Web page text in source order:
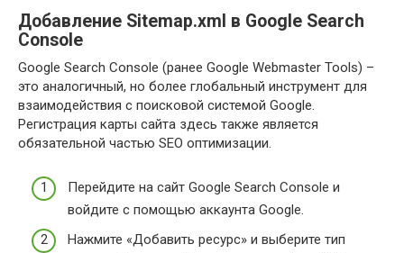
Добавление Sitemap.xml в Google Search
Console
Google Search Console (ранее Google Webmaster Tools) –
это аналогичный, но более глобальный инструмент для
взаимодействия с поисковой системой Google.
Регистрация карты сайта здесь также является
обязательной частью SEO оптимизации.
Перейдите на сайт Google Search Console и
войдите с помощью аккаунта Google.
Нажмите «Добавить ресурс» и выберите тип